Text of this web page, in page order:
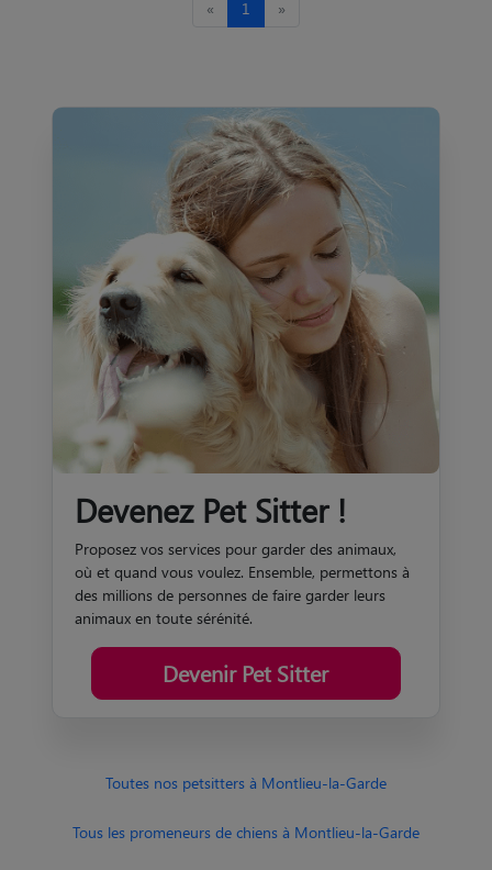
« 1 »
Devenez Pet Sitter !
Proposez vos services pour garder des animaux,
où et quand vous voulez. Ensemble, permettons à
des millions de personnes de faire garder leurs
animaux en toute sérénité.
Devenir Pet Sitter
Toutes nos petsitters à Montlieu-la-Garde
Tous les promeneurs de chiens à Montlieu-la-Garde